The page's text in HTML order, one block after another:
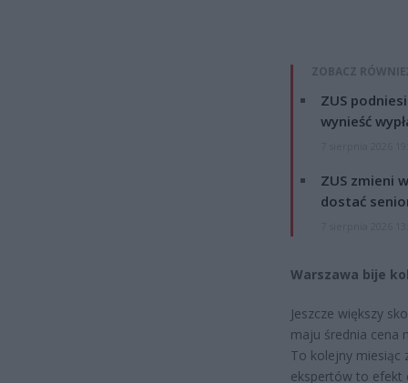
ZOBACZ
ZUS
wynieść
ZUS zmieni
dostać
Warszawa bije
Jeszcze większy
maju średnia cena
To kolejny miesiąc
ekspertów to efekt